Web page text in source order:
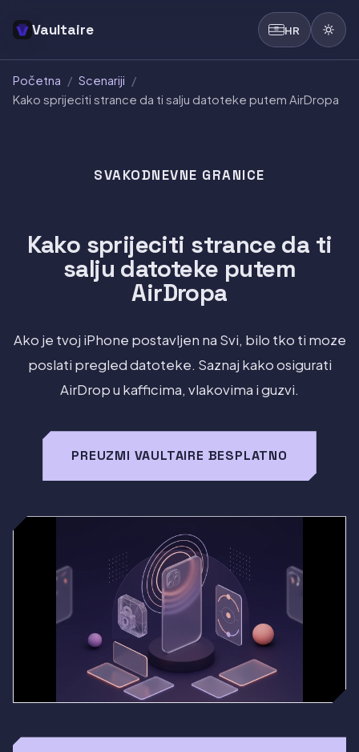
Vaultaire HR
Početna / Scenariji /
Kako sprijeciti strance da ti salju datoteke putem AirDropa
SVAKODNEVNE GRANICE
Kako sprijeciti strance da ti
salju datoteke putem
AirDropa
Ako je tvoj iPhone postavljen na Svi, bilo tko ti moze
poslati pregled datoteke. Saznaj kako osigurati
AirDrop u kafficima, vlakovima i guzvi.
PREUZMI VAULTAIRE BESPLATNO